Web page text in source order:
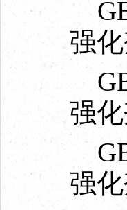
强
强
强